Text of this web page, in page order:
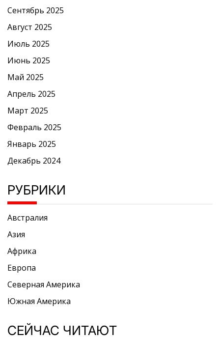
Сентябрь 2025
Август 2025
Июль 2025
Июнь 2025
Май 2025
Апрель 2025
Март 2025
Февраль 2025
Январь 2025
Декабрь 2024
РУБРИКИ
Австралия
Азия
Африка
Европа
Северная Америка
Южная Америка
СЕЙЧАС ЧИТАЮТ